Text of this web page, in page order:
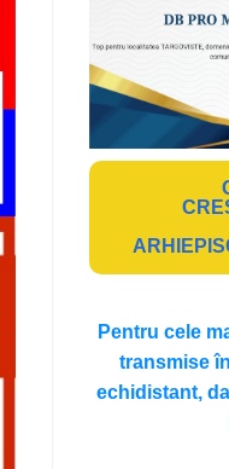
Pentru cele
transmise
echidistant,